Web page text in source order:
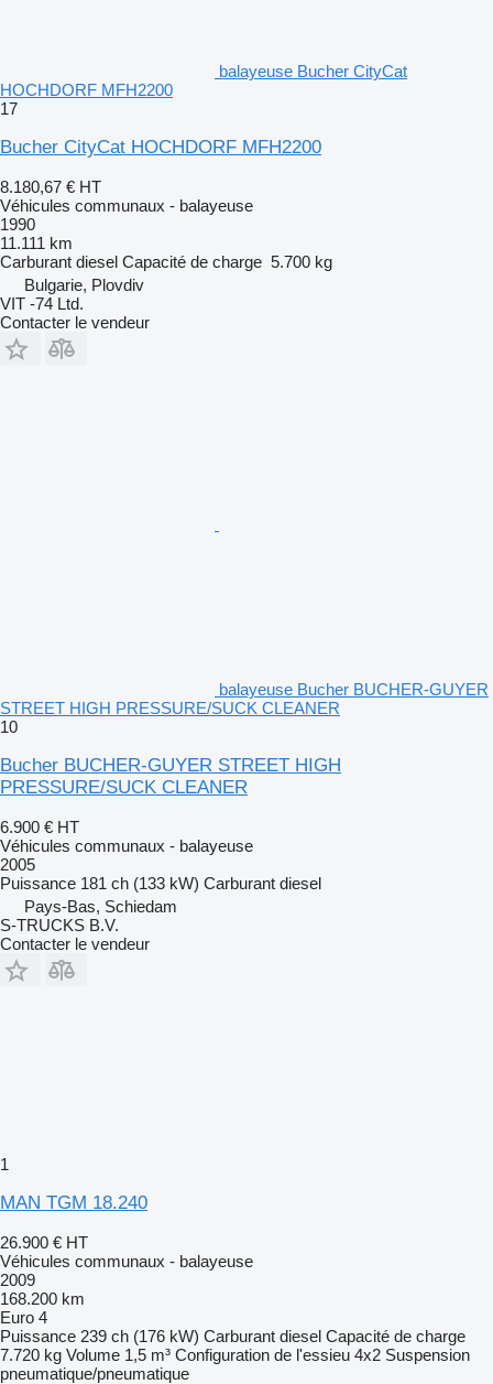
balayeuse Bucher CityCat
HOCHDORF MFH2200
17
Bucher CityCat HOCHDORF MFH2200
8.180,67 € HT
Véhicules communaux - balayeuse
1990
11.111 km
Carburant diesel Capacité de charge 5.700 kg
Bulgarie, Plovdiv
VIT -74 Ltd.
Contacter le vendeur
balayeuse Bucher BUCHER-GUYER
STREET HIGH PRESSURE/SUCK CLEANER
10
Bucher BUCHER-GUYER STREET HIGH
PRESSURE/SUCK CLEANER
6.900 € HT
Véhicules communaux - balayeuse
2005
Puissance 181 ch (133 kW) Carburant diesel
Pays-Bas, Schiedam
S-TRUCKS B.V.
Contacter le vendeur
1
MAN TGM 18.240
26.900 € HT
Véhicules communaux - balayeuse
2009
168.200 km
Euro 4
Puissance 239 ch (176 kW) Carburant diesel Capacité de charge
7.720 kg Volume 1,5 m³ Configuration de l'essieu 4x2 Suspension
pneumatique/pneumatique